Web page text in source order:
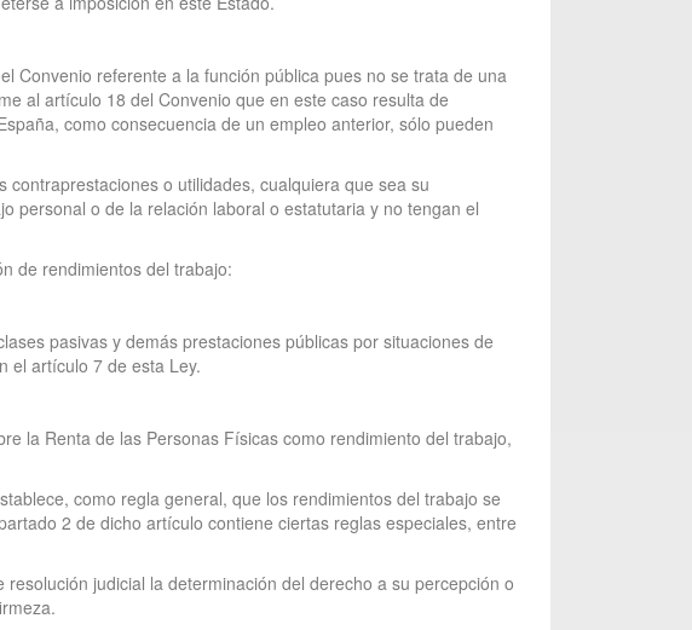
Convenio referente a la función pública pues no se trata de una
al artículo 18 del Convenio que en este caso resulta de
como consecuencia de un empleo anterior, sólo pueden
o utilidades, cualquiera que sea su
personal o de la relación laboral o estatutaria y no tengan el
de rendimientos del trabajo:
pasivas y demás prestaciones públicas por situaciones de
el artículo 7 de esta Ley.
la Renta de las Personas Físicas como rendimiento del trabajo,
como regla general, que los rendimientos del trabajo se
2 de dicho artículo contiene ciertas reglas especiales, entre
judicial la determinación del derecho a su percepción o